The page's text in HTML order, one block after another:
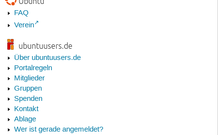
FAQ
Verein
ubuntuusers.de
Über ubuntuusers.de
Portalregeln
Mitglieder
Gruppen
Spenden
Kontakt
Ablage
Wer ist gerade angemeldet?